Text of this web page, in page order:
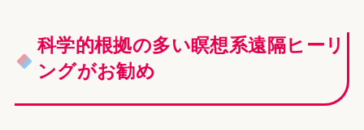
科学的根拠の多い瞑想系遠隔ヒーリ
ングがお勧め